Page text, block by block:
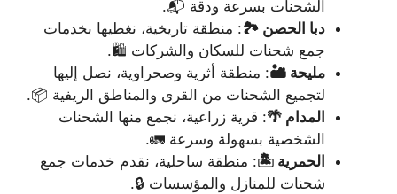
الشحنات بسرعة ودقة 📬.
دبا الحصن 🏞️: منطقة تاريخية، نغطيها بخدمات
جمع شحنات للسكان والشركات 🛍️.
مليحة 🏜️: منطقة أثرية وصحراوية، نصل إليها
لتجميع الشحنات من القرى والمناطق الريفية 📦.
المدام 🌴: قرية زراعية، نجمع منها الشحنات
الشخصية بسهولة وسرعة 🚛.
الحمرية 🏝️: منطقة ساحلية، نقدم خدمات جمع
شحنات للمنازل والمؤسسات 🔒.